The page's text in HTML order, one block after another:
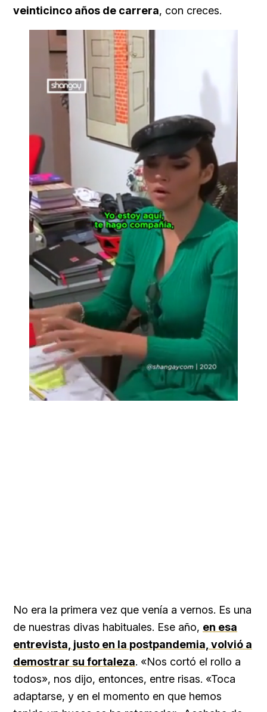
veinticinco años de carrera, con creces.
Unmute
100.00%
No era la primera vez que venía a vernos. Es una
de nuestras divas habituales. Ese año, en esa
entrevista, justo en la postpandemia, volvió a
demostrar su fortaleza. «Nos cortó el rollo a
todos», nos dijo, entonces, entre risas. «Toca
adaptarse, y en el momento en que hemos